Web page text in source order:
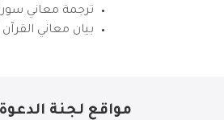
ترجمة معاني سورة
بيان معاني القرآن
مواقع لجنة الدعوة